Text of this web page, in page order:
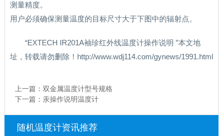
测量精度。
用户必须确保测量温度的目标尺寸大于下图中的辐射点。
“EXTECH IR201A袖珍红外线温度计操作说明 ”本文地
址，转载请勿删除！http://www.wdj114.com/gynews/1991.html
上一篇： 双金属温度计型号规格
下一篇： 汞操作说明温度计
随机温度计资讯推荐